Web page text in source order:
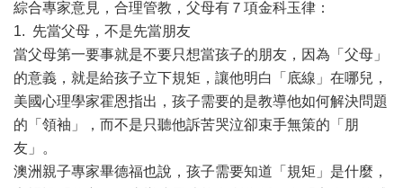
綜合專家意見，合理管教，父母有７項金科玉律：
1. 先當父母，不是先當朋友
當父母第一要事就是不要只想當孩子的朋友，因為「父母」
的意義，就是給孩子立下規矩，讓他明白「底線」在哪兒，
美國心理學家霍恩指出，孩子需要的是教導他如何解決問題
的「領袖」，而不是只聽他訴苦哭泣卻束手無策的「朋
友」。
澳洲親子專家畢德福也說，孩子需要知道「規矩」是什麼，